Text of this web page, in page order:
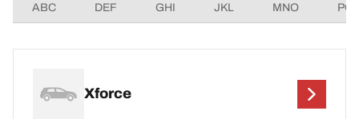
ABC DEF GHI JKL MNO
Xforce